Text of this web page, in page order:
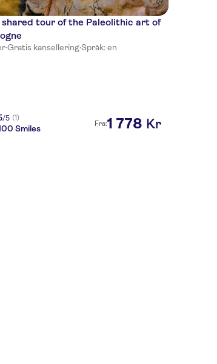
shared tour of the Paleolithic art of
·Gratis kansellering·Språk: en
/5 (1)
Smiles Fra:1 778 Kr